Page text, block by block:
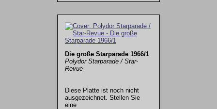
Die große Starparade 1966/1
Polydor Starparade / Star-
Revue
Diese Platte ist noch nicht
ausgezeichnet. Stellen Sie
eine